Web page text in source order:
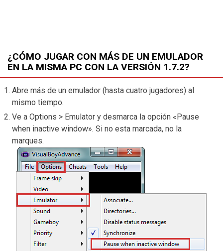
¿CÓMO JUGAR CON MÁS DE UN EMULADOR
EN LA MISMA PC CON LA VERSIÓN 1.7.2?
Abre más de un emulador (hasta cuatro jugadores) al
mismo tiempo.
Ve a Options > Emulator y desmarca la opción «Pause
when inactive window». Si no esta marcada, no la
marques.